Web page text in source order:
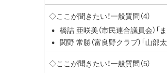
◇ここが聞きたい！一般質問（4）
橋詰 亜咲美（市民連合議員会）
関野 常勝（富良野クラブ）「山部
◇ここが聞きたい！一般質問（5）